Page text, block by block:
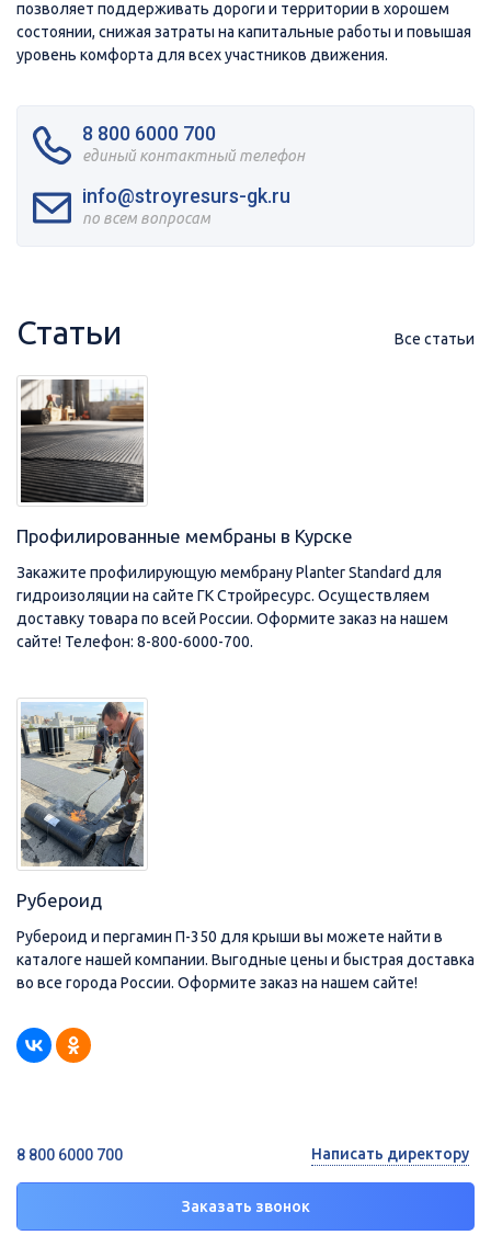
позволяет поддерживать дороги и территории в хорошем
состоянии, снижая затраты на капитальные работы и повышая
уровень комфорта для всех участников движения.
8 800 6000 700
единый контактный телефон
info@stroyresurs-gk.ru
по всем вопросам
Статьи Все статьи
Профилированные мембраны в Курске
Закажите профилирующую мембрану Planter Standard для
гидроизоляции на сайте ГК Стройресурс. Осуществляем
доставку товара по всей России. Оформите заказ на нашем
сайте! Телефон: 8-800-6000-700.
Рубероид
Рубероид и пергамин П-350 для крыши вы можете найти в
каталоге нашей компании. Выгодные цены и быстрая доставка
во все города России. Оформите заказ на нашем сайте!
8 800 6000 700
Заказать звонок
Написать директору